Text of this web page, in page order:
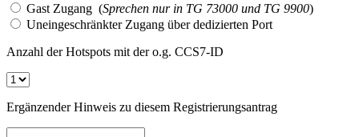
Gast Zugang (Sprechen nur in TG 73000 und TG 9900)
Uneingeschränkter Zugang über dedizierten Port
Anzahl der Hotspots mit der o.g. CCS7-ID
Ergänzender Hinweis zu diesem Registrierungsantrag